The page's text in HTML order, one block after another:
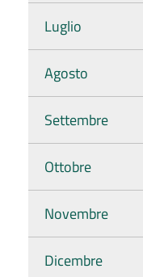
Luglio
Agosto
Settembre
Ottobre
Novembre
Dicembre